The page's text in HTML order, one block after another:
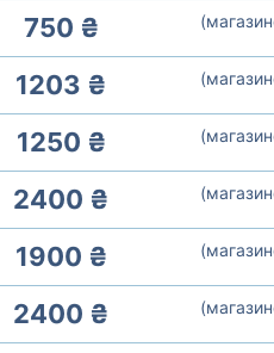
750 ₴
1203 ₴
1250 ₴
2400 ₴
1900 ₴
2400 ₴